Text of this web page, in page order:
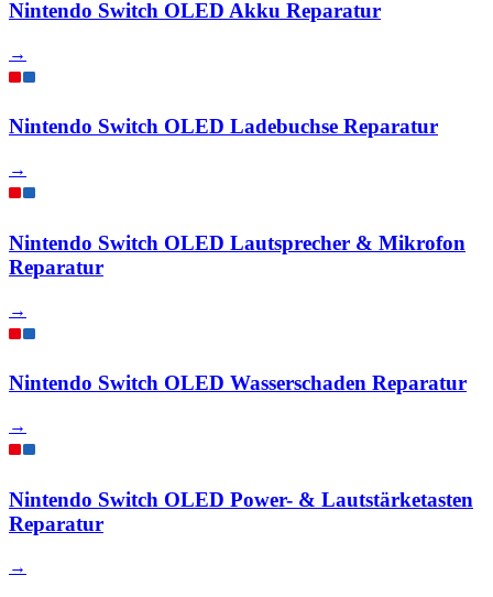
Nintendo Switch OLED Akku Reparatur
→
Nintendo Switch OLED Ladebuchse Reparatur
→
Nintendo Switch OLED Lautsprecher & Mikrofon
Reparatur
→
Nintendo Switch OLED Wasserschaden Reparatur
→
Nintendo Switch OLED Power- & Lautstärketasten
Reparatur
→